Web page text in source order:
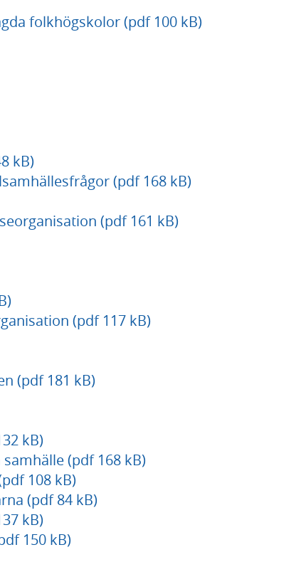
folkhögskolor (pdf 100 kB)
kB)
(pdf 168 kB)
(pdf 161 kB)
(pdf 117 kB)
(pdf 181 kB)
kB)
(pdf 168 kB)
108 kB)
(pdf 84 kB)
kB)
150 kB)